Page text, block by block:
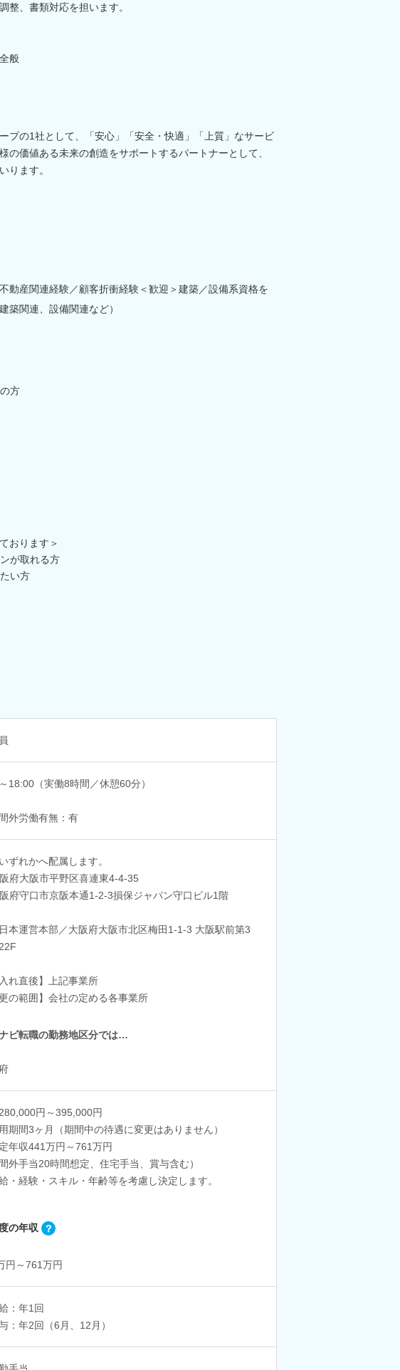
整、書類対応を担います。
般
プの1社として、「安心」「安全・快適」「上質」なサービ
の価値ある未来の創造をサポートするパートナーとして、
ります。
動産関連経験／顧客折衝経験＜歓迎＞建築／設備系資格を
築関連、設備関連など）
方
おります＞
が取れる方
い方
18:00（実働8時間／休憩60分）
外労働有無：有
ずれかへ配属します。
府大阪市平野区喜連東4-4-35
府守口市京阪本通1-2-3損保ジャパン守口ビル1階
本運営本部／大阪府大阪市北区梅田1-1-3 大阪駅前第3
れ直後】上記事業所
の範囲】会社の定める各事業所
ビ転職の勤務地区分では…
円～395,000円
期間3ヶ月（期間中の待遇に変更はありません）
年収441万円～761万円
外手当20時間想定、住宅手当、賞与含む）
・経験・スキル・年齢等を考慮し決定します。
の年収
円～761万円
：年1回
：年2回（6月、12月）